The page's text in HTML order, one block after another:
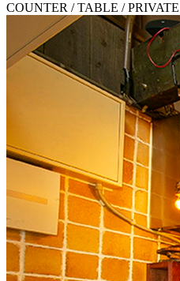
COUNTER / TABLE / PRIVATE